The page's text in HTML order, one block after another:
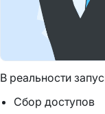
В реальности
Сбор доступов